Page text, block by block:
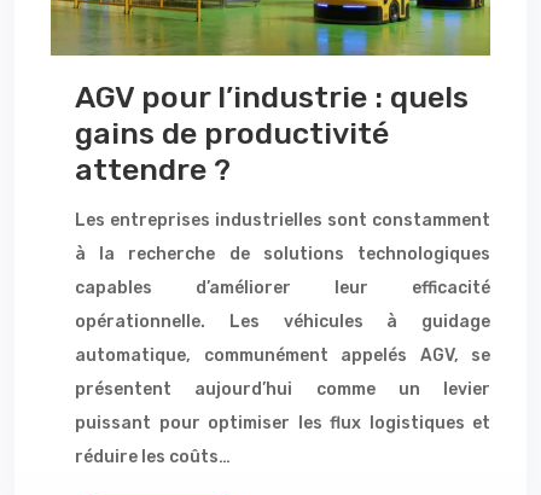
AGV pour l’industrie : quels
gains de productivité
attendre ?
Les entreprises industrielles sont constamment
à la recherche de solutions technologiques
capables d’améliorer leur efficacité
opérationnelle. Les véhicules à guidage
automatique, communément appelés AGV, se
présentent aujourd’hui comme un levier
puissant pour optimiser les flux logistiques et
réduire les coûts…